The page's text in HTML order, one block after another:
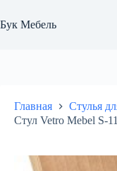
к
сути
Бук Мебель
Главная
Стулья
Стул Vetro Mebel S-